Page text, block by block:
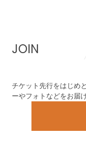
JOIN
チケット先行をはじめ
ーやフォトなどをお届